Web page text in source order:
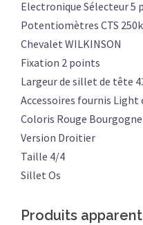
Electronique Sélecteur 5
Potentiomètres CTS 250k
Chevalet WILKINSON
Fixation 2 points
Largeur de sillet de tête
Accessoires fournis Light
Coloris Rouge Bourgogne
Version Droitier
Taille 4/4
Sillet Os
Produits